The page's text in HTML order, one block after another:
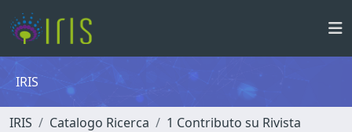
IRIS
IRIS Catalogo Ricerca
1 Contributo su Rivista